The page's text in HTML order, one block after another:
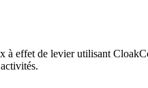
effet de levier utilisant